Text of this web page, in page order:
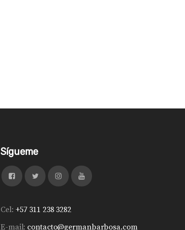
Sígueme
Cel: +57 311 238 3282
E-mail: contacto@germanbarbosa.com